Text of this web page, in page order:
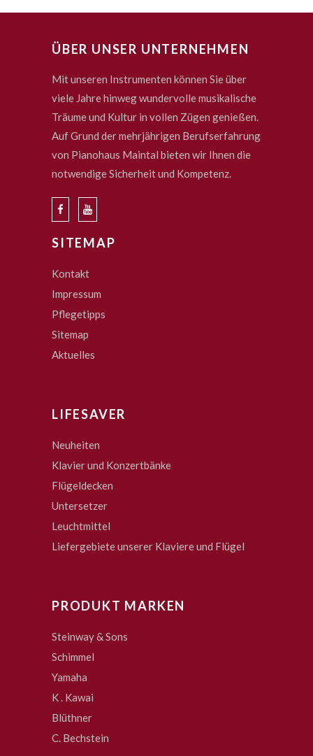
ÜBER UNSER UNTERNEHMEN
Mit unseren Instrumenten können Sie über
viele Jahre hinweg wundervolle musikalische
Träume und Kultur in vollen Zügen genießen.
Auf Grund der mehrjährigen Berufserfahrung
von Pianohaus Maintal bieten wir Ihnen die
notwendige Sicherheit und Kompetenz.
SITEMAP
Kontakt
Impressum
Pflegetipps
Sitemap
Aktuelles
LIFESAVER
Neuheiten
Klavier und Konzertbänke
Flügeldecken
Untersetzer
Leuchtmittel
Liefergebiete unserer Klaviere und Flügel
PRODUKT MARKEN
Steinway & Sons
Schimmel
Yamaha
K . Kawai
Blüthner
C. Bechstein